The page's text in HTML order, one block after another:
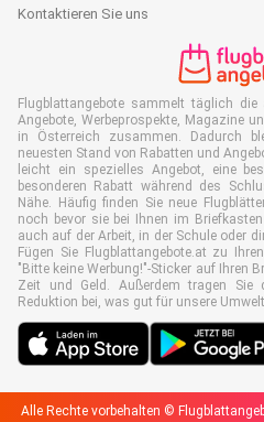
Kontaktieren Sie uns
Flugblattangebote sammelt täglich die
Angebote, Werbeprospekte, Magazine
in Österreich zusammen. Dadurch
neuesten Stand von Rabatten und
leicht ein spezielles Angebot, eine
besonderen Rabatt während des
Nähe. Häufig finden Sie neue
noch bevor sie bei Ihnen im
auch auf der Arbeit, in der Schule oder
Fügen Sie Flugblattangebote.at zu
"Bitte keine Werbung!"-Sticker auf Ihren
Zeit und Geld. Außerdem tragen
Reduktion bei, was gut für unsere
Alle Rechte vorbehalten ©